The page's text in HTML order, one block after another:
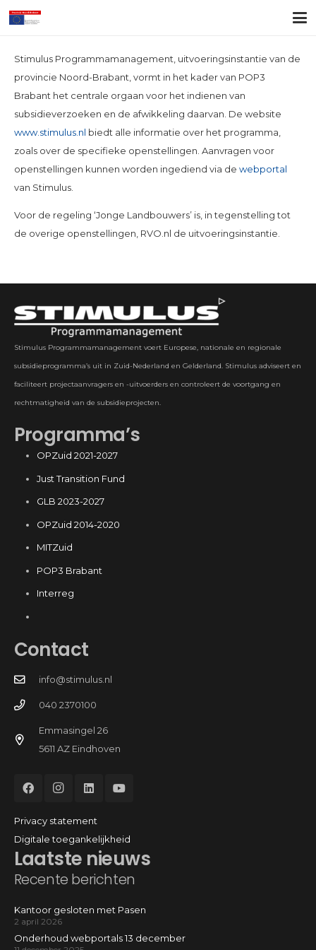
Stimulus Programmamanagement, uitvoeringsinstantie van de
provincie Noord-Brabant, vormt in het kader van POP3
Brabant het centrale orgaan voor het indienen van
subsidieverzoeken en de afwikkeling daarvan. De website
www.stimulus.nl biedt alle informatie over het programma,
zoals over de specifieke openstellingen. Aanvragen voor
openstellingen kunnen worden ingediend via de webportal
van Stimulus.
Voor de regeling ‘Jonge Landbouwers’ is, in tegenstelling tot
de overige openstellingen, RVO.nl de uitvoeringsinstantie.
Stimulus Programmamanagement voert Europese, nationale en regionale
subsidieprogramma’s uit in Zuid-Nederland en Gelderland. Stimulus adviseert en
faciliteert projectaanvragers en -uitvoerders en controleert de voortgang en
rechtmatigheid van de subsidieprojecten.
Programma’s
OPZuid 2021-2027
Just Transition Fund
GLB 2023-2027
OPZuid 2014-2020
MITZuid
POP3 Brabant
Interreg
Laatste nieuws
Recente berichten
Kantoor gesloten met Pasen
2 april 2026
Onderhoud webportals 13 december
Contact
info@stimulus.nl
040 2370100
Emmasingel 26
5611 AZ Eindhoven
Privacy statement
Digitale toegankelijkheid